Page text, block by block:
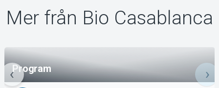
Mer från Bio Casablanca
Program